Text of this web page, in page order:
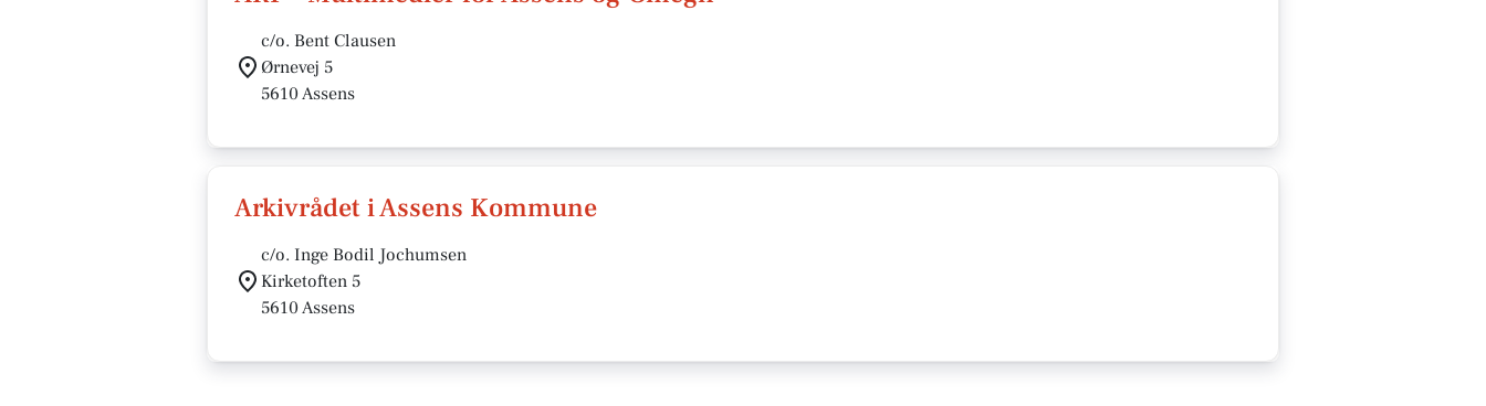
c/o. Bent Clausen
Ørnevej 5
5610 Assens
Arkivrådet i Assens Kommune
c/o. Inge Bodil Jochumsen
Kirketoften 5
5610 Assens